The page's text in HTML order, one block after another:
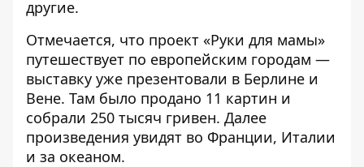
другие.
Отмечается, что проект «Руки для мамы»
путешествует по европейским городам —
выставку уже презентовали в Берлине и
Вене. Там было продано 11 картин и
собрали 250 тысяч гривен. Далее
произведения увидят во Франции, Италии
и за океаном.